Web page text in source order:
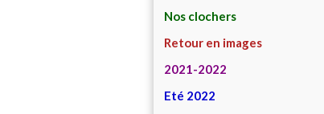
Nos clochers
Retour en images
2021-2022
Eté 2022